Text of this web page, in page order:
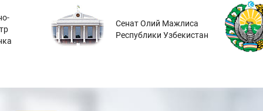
Сенат Олий Мажлиса
Республики Узбекистан